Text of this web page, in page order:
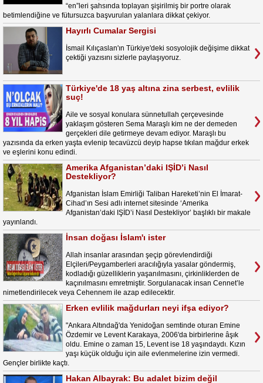
“en”leri şahsında toplayan şişirilmiş bir portre olarak
betimlendiğine ve fütursuzca başvurulan yalanlara dikkat çekiyor.
Hayırlı Cumalar Sergisi
İsmail Kılıçaslan'ın Türkiye'deki sosyolojik değişime dikkat
çektiği yazısını sizlerle paylaşıyoruz.
Türkiye'de 18 yaş altına zina serbest, evlilik
suç!
Aile ve sosyal konulara sünnetullah çerçevesinde
yaklaşım gösteren Sema Maraşlı kim ne der demeden
gerçekleri dile getirmeye devam ediyor. Maraşlı bu
yazısında da erken yaşta evlenip tecavüzcü deyip hapse tıkılan mağdur erkek
ve eşlerini konu edindi.
Amerika Afganistan’daki IŞİD’i Nasıl
Destekliyor?
Afganistan İslam Emirliği Taliban Hareketi’nin El İmarat-
Cihad’ın Sesi adlı internet sitesinde ‘Amerika
Afganistan’daki IŞİD’i Nasıl Destekliyor’ başlıklı bir makale
yayınlandı.
İnsan doğası İslam'ı ister
Allah insanlar arasından şeçip görevlendirdiği
Elçileri/Peygamberleri aracılığıyla yasalar göndermiş,
kodladığı güzelliklerin yaşanılmasını, çirkinliklerden de
kaçınılmasını emretmiştir. Sorgulanacak insan Cennet’le
nimetlendirilecek veya Cehennem ile azap edilecektir.
Erken evlilik mağdurları neyi ifşa ediyor?
"Ankara Altındağ'da Yenidoğan semtinde oturan Emine
Özdemir ve Levent Karakaya, 2006'da birbirlerine âşık
oldu. Emine o zaman 15, Levent ise 18 yaşındaydı. Kızın
yaşı küçük olduğu için aile evlenmelerine izin vermedi.
Gençler birlikte kaçtı.
Hakan Albayrak: Bu adalet bizim değil